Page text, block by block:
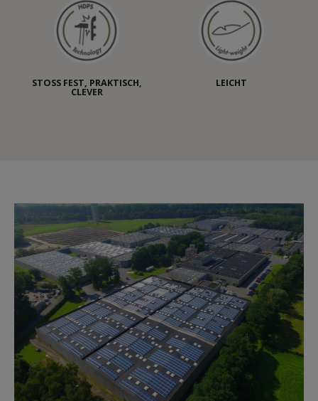
STOSS FEST, PRAKTISCH, C
LEVER
LEICHT